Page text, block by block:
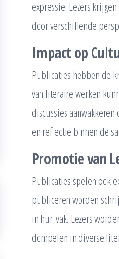
expressie. Lezers
door verschillende
Impact op
Publicaties hebben de
van literaire werken
discussies
en reflectie binnen de
Promotie van
Publicaties spelen ook
publiceren worden
in hun vak. Lezers
dompelen in diverse